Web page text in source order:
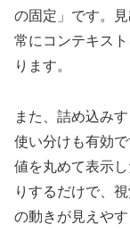
の固定」です。
常にコンテキス
ります。
また、詰め込み
使い分けも有効
値を丸めて表示
りするだけで、
の動きが見えやす